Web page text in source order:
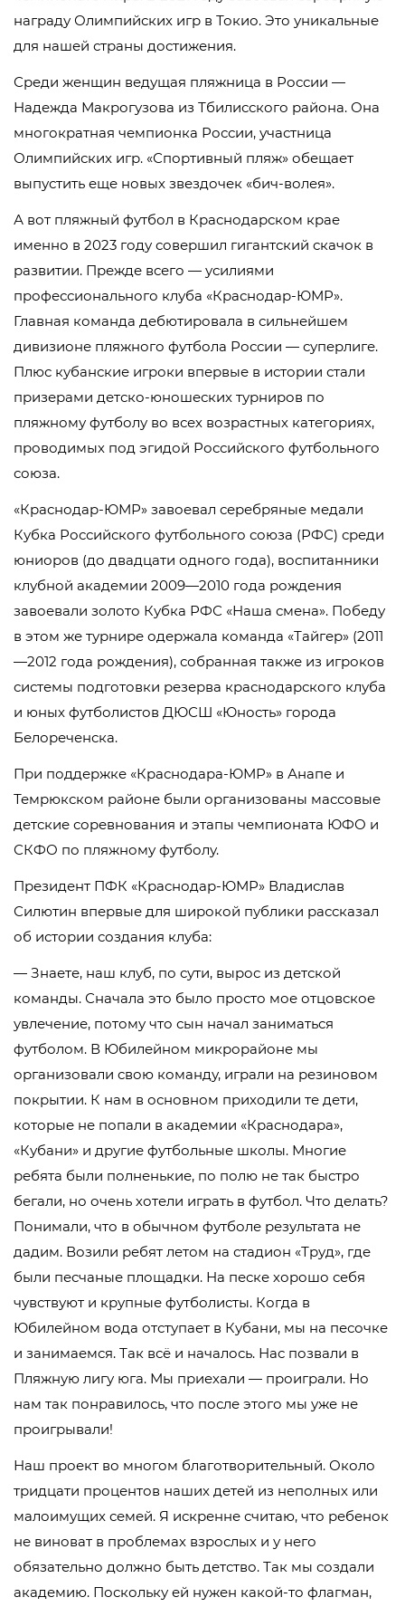
награду Олимпийских игр в Токио. Это уникальные
для нашей страны достижения.
Среди женщин ведущая пляжница в России —
Надежда Макрогузова из Тбилисского района. Она
многократная чемпионка России, участница
Олимпийских игр. «Спортивный пляж» обещает
выпустить еще новых звездочек «бич-волея».
А вот пляжный футбол в Краснодарском крае
именно в 2023 году совершил гигантский скачок в
развитии. Прежде всего — усилиями
профессионального клуба «Краснодар-ЮМР».
Главная команда дебютировала в сильнейшем
дивизионе пляжного футбола России — суперлиге.
Плюс кубанские игроки впервые в истории стали
призерами детско-юношеских турниров по
пляжному футболу во всех возрастных категориях,
проводимых под эгидой Российского футбольного
союза.
«Краснодар-ЮМР» завоевал серебряные медали
Кубка Российского футбольного союза (РФС) среди
юниоров (до двадцати одного года), воспитанники
клубной академии 2009—2010 года рождения
завоевали золото Кубка РФС «Наша смена». Победу
в этом же турнире одержала команда «Тайгер» (2011
—2012 года рождения), собранная также из игроков
системы подготовки резерва краснодарского клуба
и юных футболистов ДЮСШ «Юность» города
Белореченска.
При поддержке «Краснодара-ЮМР» в Анапе и
Темрюкском районе были организованы массовые
детские соревнования и этапы чемпионата ЮФО и
СКФО по пляжному футболу.
Президент ПФК «Краснодар-ЮМР» Владислав
Силютин впервые для широкой публики рассказал
об истории создания клуба:
— Знаете, наш клуб, по сути, вырос из детской
команды. Сначала это было просто мое отцовское
увлечение, потому что сын начал заниматься
футболом. В Юбилейном микрорайоне мы
организовали свою команду, играли на резиновом
покрытии. К нам в основном приходили те дети,
которые не попали в академии «Краснодара»,
«Кубани» и другие футбольные школы. Многие
ребята были полненькие, по полю не так быстро
бегали, но очень хотели играть в футбол. Что делать?
Понимали, что в обычном футболе результата не
дадим. Возили ребят летом на стадион «Труд», где
были песчаные площадки. На песке хорошо себя
чувствуют и крупные футболисты. Когда в
Юбилейном вода отступает в Кубани, мы на песочке
и занимаемся. Так всё и началось. Нас позвали в
Пляжную лигу юга. Мы приехали — проиграли. Но
нам так понравилось, что после этого мы уже не
проигрывали!
Наш проект во многом благотворительный. Около
тридцати процентов наших детей из неполных или
малоимущих семей. Я искренне считаю, что ребенок
не виноват в проблемах взрослых и у него
обязательно должно быть детство. Так мы создали
академию. Поскольку ей нужен какой-то флагман,